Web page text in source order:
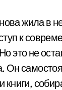
жила в
к
это не
Он
книги,